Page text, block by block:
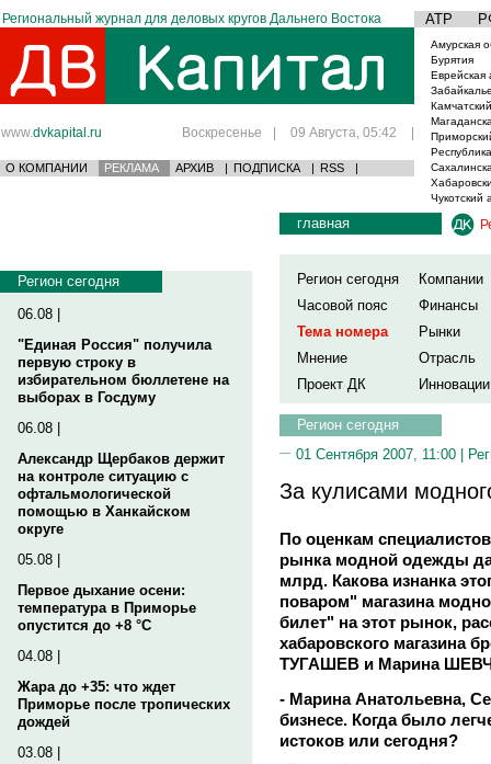
Региональный журнал для деловых кругов Дальнего Востока АТР
www.dvkapital.ru Воскресенье | 09 Августа, 05:42 |
О КОМПАНИИ РЕКЛАМА АРХИВ | ПОДПИСКА | RSS |
Амурская
Бурятия
Еврейская
Чукотский
Регион сегодня
06.08 |
"Единая Россия" получила
первую строку в
избирательном бюллетене на
выборах в Госдуму
06.08 |
Александр Щербаков держит
на контроле ситуацию с
офтальмологической
помощью в Ханкайском
округе
05.08 |
Первое дыхание осени:
температура в Приморье
опустится до +8 °C
04.08 |
Жара до +35: что ждет
Приморье после тропических
дождей
03.08 |
главная
Регион сегодня
Компании
Часовой пояс
Финансы
Тема номера
Рынки
Мнение
Отрасль
Проект ДК
Инновации
Регион сегодня
01 Сентября 2007, 11:00 |
За кулисами
По оценкам
рынка модной одежды
млрд. Какова изнанка
поваром" магазина
билет" на этот рынок,
хабаровского магазина
ТУГАШЕВ и Марина
- Марина Анатольевна,
бизнесе. Когда было
истоков или сегодня?